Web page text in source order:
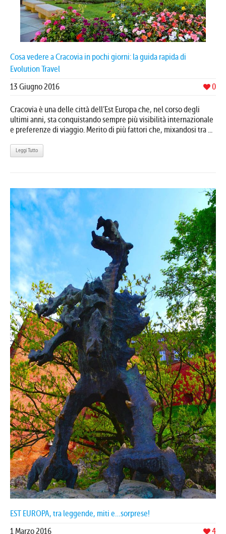
Cosa vedere a Cracovia in pochi giorni: la guida rapida di
Evolution Travel
0
13 Giugno 2016
Cracovia è una delle città dell’Est Europa che, nel corso degli
ultimi anni, sta conquistando sempre più visibilità internazionale
e preferenze di viaggio. Merito di più fattori che, mixandosi tra ...
Leggi Tutto
EST EUROPA, tra leggende, miti e…sorprese!
4
1 Marzo 2016